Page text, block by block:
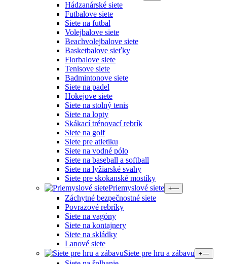
Hádzanárské siete
Futbalove siete
Siete na futbal
Volejbalove siete
Beachvolejbalove siete
Basketbalove sieťky
Florbalove siete
Tenisove siete
Badmintonove siete
Siete na padel
Hokejove siete
Siete na stolný tenis
Siete na lopty
Skákací trénovací rebrík
Siete na golf
Siete pre atletiku
Siete na vodné pólo
Siete na baseball a softball
Siete na lyžiarské svahy
Siete pre skokanské mostíky
Priemyslové siete +—
Záchytné bezpečnostné siete
Povrazové rebríky
Siete na vagóny
Siete na kontajnery
Siete na skládky
Lanové siete
Siete pre hru a zábavu +—